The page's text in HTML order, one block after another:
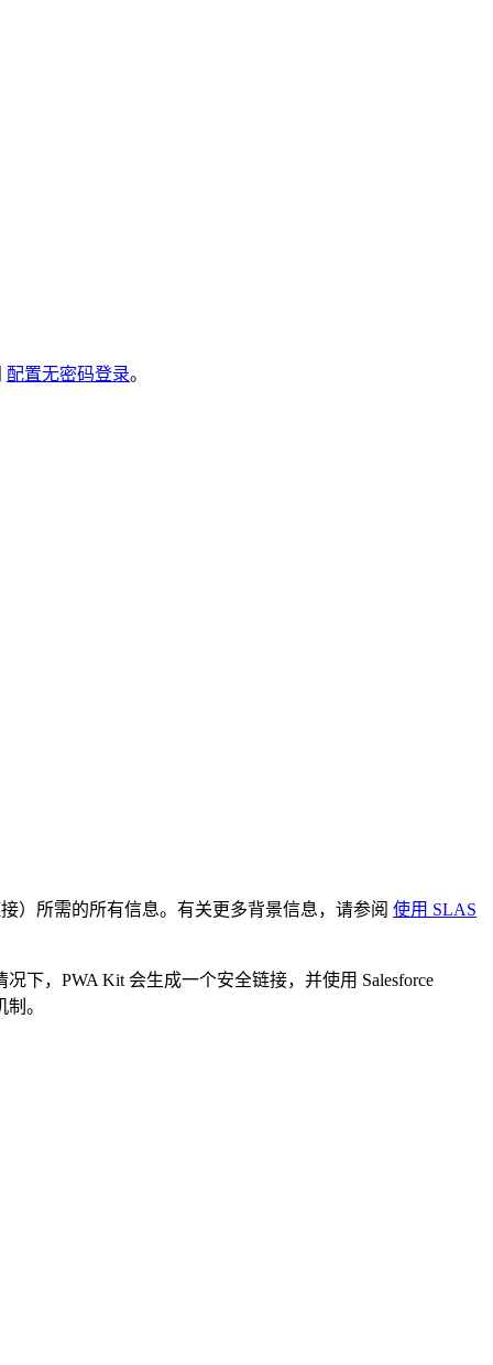
配置无密码登录。
）所需的所有信息。有关更多背景信息，请参阅 使用 SLAS
下，PWA Kit 会生成一个安全链接，并使用 Salesforce
。